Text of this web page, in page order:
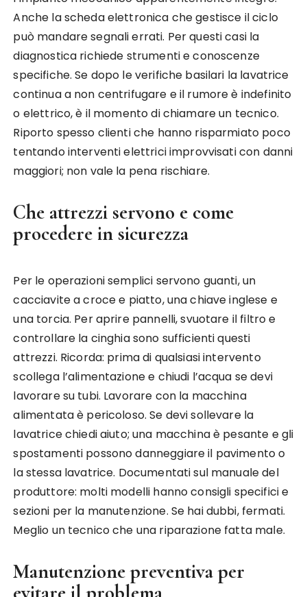
Anche la scheda elettronica che gestisce il ciclo
può mandare segnali errati. Per questi casi la
diagnostica richiede strumenti e conoscenze
specifiche. Se dopo le verifiche basilari la lavatrice
continua a non centrifugare e il rumore è indefinito
o elettrico, è il momento di chiamare un tecnico.
Riporto spesso clienti che hanno risparmiato poco
tentando interventi elettrici improvvisati con danni
maggiori; non vale la pena rischiare.
Che attrezzi servono e come
procedere in sicurezza
Per le operazioni semplici servono guanti, un
cacciavite a croce e piatto, una chiave inglese e
una torcia. Per aprire pannelli, svuotare il filtro e
controllare la cinghia sono sufficienti questi
attrezzi. Ricorda: prima di qualsiasi intervento
scollega l’alimentazione e chiudi l’acqua se devi
lavorare su tubi. Lavorare con la macchina
alimentata è pericoloso. Se devi sollevare la
lavatrice chiedi aiuto; una macchina è pesante e gli
spostamenti possono danneggiare il pavimento o
la stessa lavatrice. Documentati sul manuale del
produttore: molti modelli hanno consigli specifici e
sezioni per la manutenzione. Se hai dubbi, fermati.
Meglio un tecnico che una riparazione fatta male.
Manutenzione preventiva per